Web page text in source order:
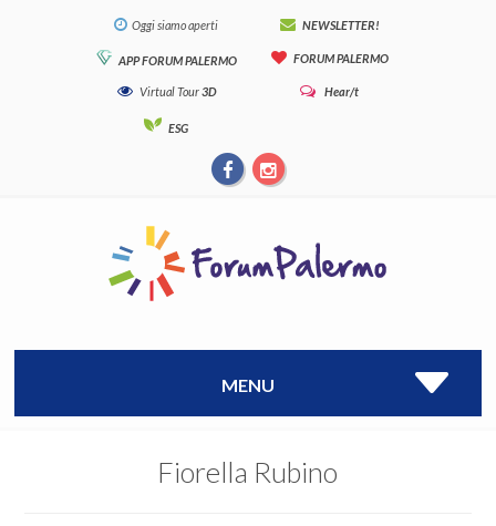
Oggi siamo aperti NEWSLETTER!
APP FORUM PALERMO FORUM PALERMO
Virtual Tour3D Hear/t
ESG
MENU
Fiorella Rubino